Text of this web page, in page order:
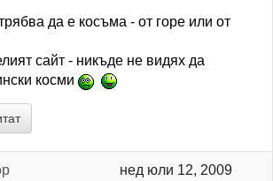
да е косъма - от горе или от
сайт - никъде не видях да
косми
нед юли 12, 2009